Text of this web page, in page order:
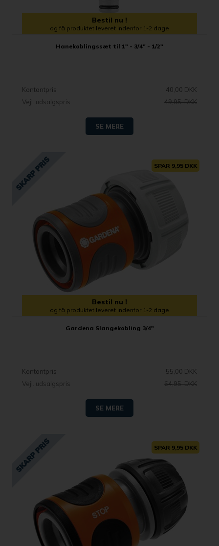
Bestil nu !
og få produktet leveret indenfor 1-2 dage
Hanekoblingssæt til 1" - 3/4" - 1/2"
Kontantpris
40,00 DKK
Vejl. udsalgspris
49,95 DKK
SE MERE
SPAR 9,95 DKK
Bestil nu !
og få produktet leveret indenfor 1-2 dage
Gardena Slangekobling 3/4"
Kontantpris
55,00 DKK
Vejl. udsalgspris
64,95 DKK
SE MERE
SPAR 9,95 DKK